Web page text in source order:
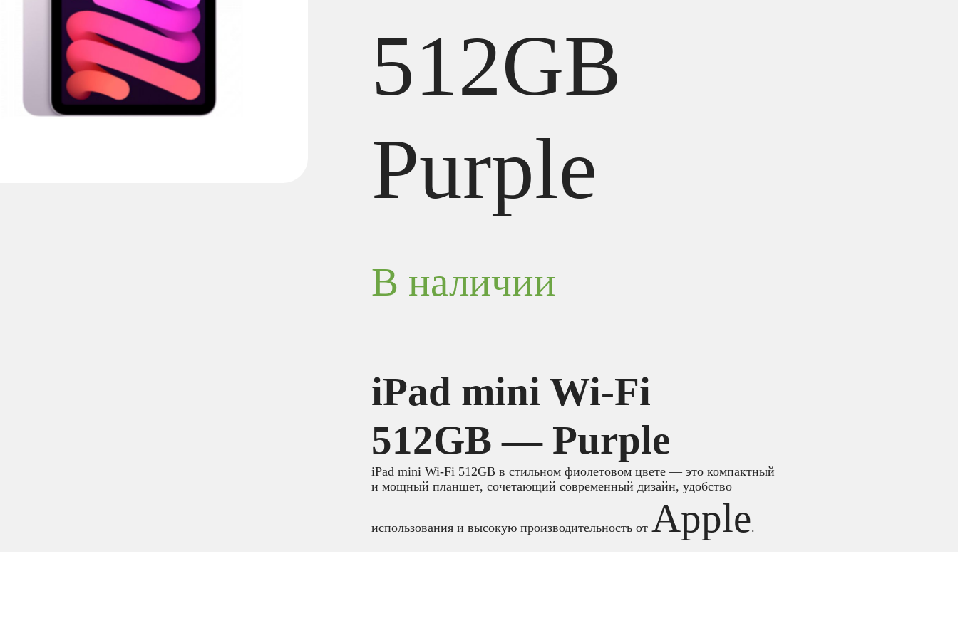
512GB
Purple
В наличии
iPad mini Wi‑Fi
512GB — Purple
iPad mini Wi‑Fi 512GB в стильном фиолетовом цвете — это компактный
и мощный планшет, сочетающий современный дизайн, удобство
использования и высокую производительность от Apple.